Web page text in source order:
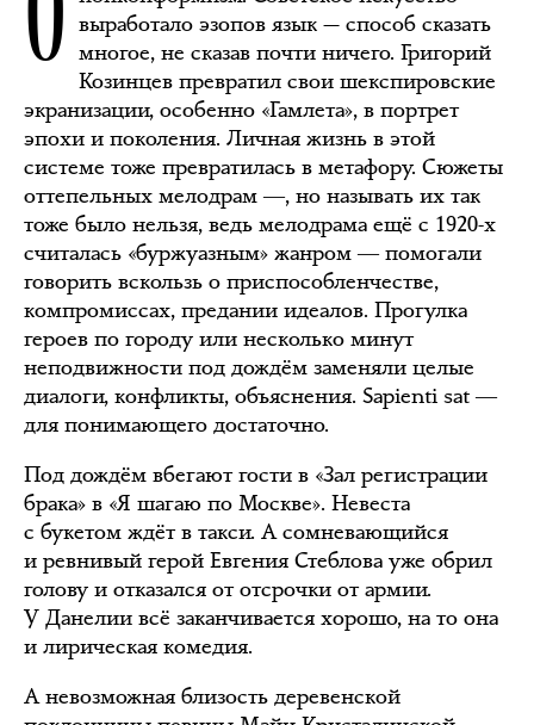
выработало эзопов язык — способ сказать
многое, не сказав почти ничего. Григорий
Козинцев превратил свои шекспировские
экранизации, особенно «Гамлета», в портрет
эпохи и поколения. Личная жизнь в этой
системе тоже превратилась в метафору. Сюжеты
оттепельных мелодрам ―, но называть их так
тоже было нельзя, ведь мелодрама ещё с 1920-х
считалась «буржуазным» жанром ― помогали
говорить вскользь о приспособленчестве,
компромиссах, предании идеалов. Прогулка
героев по городу или несколько минут
неподвижности под дождём заменяли целые
диалоги, конфликты, объяснения. Sapienti sat ―
для понимающего достаточно.
Под дождём вбегают гости в «Зал регистрации
брака» в «Я шагаю по Москве». Невеста
с букетом ждёт в такси. А сомневающийся
и ревнивый герой Евгения Стеблова уже обрил
голову и отказался от отсрочки от армии.
У Данелии всё заканчивается хорошо, на то она
и лирическая комедия.
А невозможная близость деревенской